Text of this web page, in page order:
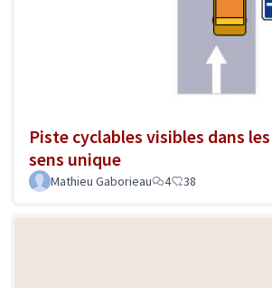
Piste cyclables visibles dans
sens unique
Mathieu Gaborieau 4 38